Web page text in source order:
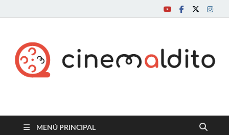
Cine maldito
MENÚ PRINCIPAL